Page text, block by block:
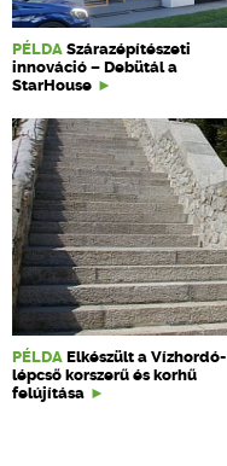
PÉLDA Szárazépítészeti
innováció – Debütál a
StarHouse
PÉLDA Elkészült a Vízhordó-
lépcső korszerű és korhű
felújítása